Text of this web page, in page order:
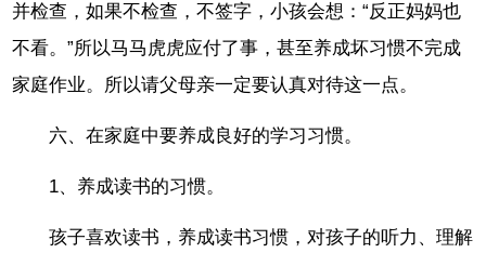
并检查，如果不检查，不签字，小孩会想：“反正妈妈也
不看。”所以马马虎虎应付了事，甚至养成坏习惯不完成
家庭作业。所以请父母亲一定要认真对待这一点。
六、在家庭中要养成良好的学习习惯。
1、养成读书的习惯。
孩子喜欢读书，养成读书习惯，对孩子的听力、理解